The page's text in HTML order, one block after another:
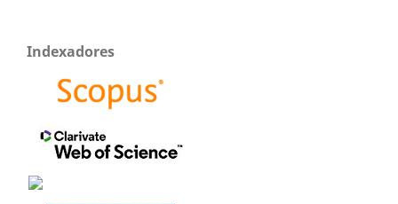
Indexadores